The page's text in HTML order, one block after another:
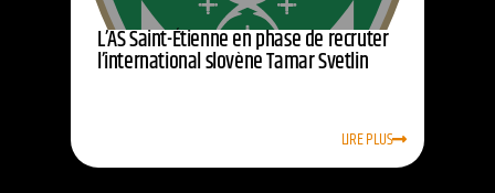
L’AS Saint-Étienne en phase de recruter
l’international slovène Tamar Svetlin
LIRE PLUS